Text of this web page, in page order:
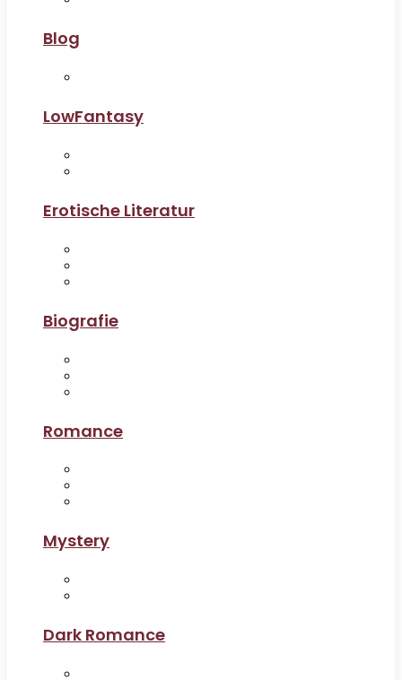
Blog
LowFantasy
Erotische Literatur
Biografie
Romance
Mystery
Dark Romance